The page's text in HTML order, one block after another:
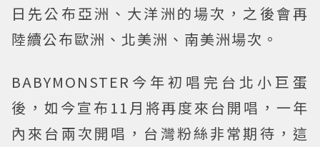
日先公布亞洲、大洋洲的場次，之後會再
陸續公布歐洲、北美洲、南美洲場次。
BABYMONSTER今年初唱完台北小巨蛋
後，如今宣布11月將再度來台開唱，一年
內來台兩次開唱，台灣粉絲非常期待，這